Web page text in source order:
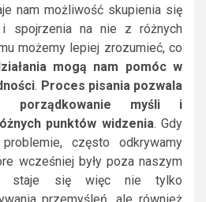
nam możliwość skupienia się
spojrzenia na nie z różnych
możemy lepiej zrozumieć, co
mogą nam pomóc w
. Proces pisania pozwala
porządkowanie myśli i
punktów widzenia. Gdy
często odkrywamy
wcześniej były poza naszym
staje się więc nie tylko